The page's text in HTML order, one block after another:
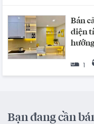
Bán
diện
Bạn đang cần